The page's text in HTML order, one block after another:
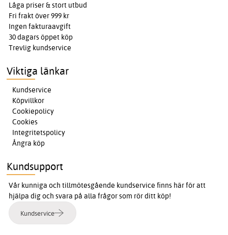
Låga priser & stort utbud
Fri frakt över 999 kr
Ingen fakturaavgift
30 dagars öppet köp
Trevlig kundservice
Viktiga länkar
Kundservice
Köpvillkor
Cookiepolicy
Cookies
Integritetspolicy
Ångra köp
Kundsupport
Vår kunniga och tillmötesgående kundservice finns här för att
hjälpa dig och svara på alla frågor som rör ditt köp!
Kundservice